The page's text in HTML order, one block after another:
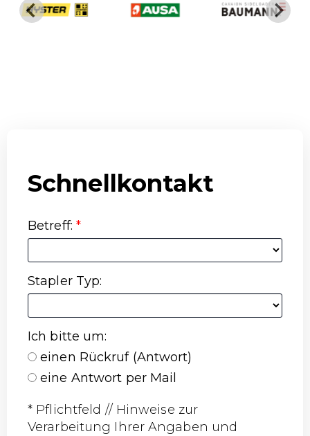
Schnellkontakt
Betreff: *
Stapler Typ:
Ich bitte um:
einen Rückruf (Antwort)
eine Antwort per Mail
* Pflichtfeld // Hinweise zur
Verarbeitung Ihrer Angaben und